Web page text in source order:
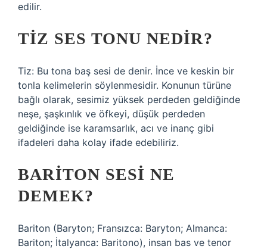
edilir.
TIZ SES TONU NEDIR?
Tiz: Bu tona baş sesi de denir. İnce ve keskin bir
tonla kelimelerin söylenmesidir. Konunun türüne
bağlı olarak, sesimiz yüksek perdeden geldiğinde
neşe, şaşkınlık ve öfkeyi, düşük perdeden
geldiğinde ise karamsarlık, acı ve inanç gibi
ifadeleri daha kolay ifade edebiliriz.
BARITON SESI NE
DEMEK?
Bariton (Baryton; Fransızca: Baryton; Almanca:
Bariton; İtalyanca: Baritono), insan bas ve tenor